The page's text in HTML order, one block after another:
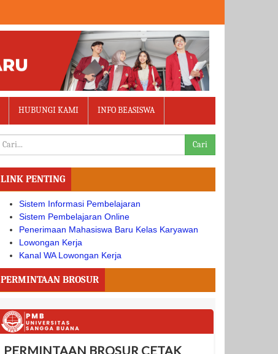
HUBUNGI KAMI INFO BEASISWA
Cari
LINK PENTING
Sistem Informasi Pembelajaran
Sistem Pembelajaran Online
Penerimaan Mahasiswa Baru Kelas Karyawan
Lowongan Kerja
Kanal WA Lowongan Kerja
PERMINTAAN BROSUR